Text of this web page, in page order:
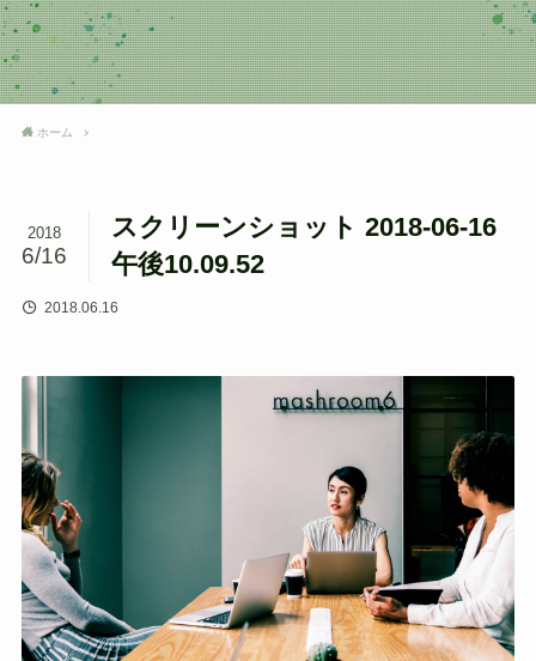
ホーム
スクリーンショット 2018-06-16
午後10.09.52
2018
6/16
2018.06.16